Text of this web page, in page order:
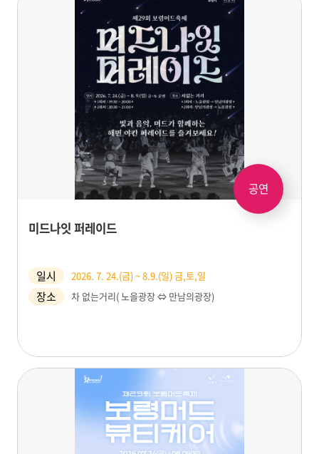
공연
미드나잇 퍼레이드
일시 2026. 7. 24.(금) ~ 8.9.(일) 금,토,일
장소 차 없는거리( 노을광장 ⇔ 만남의광장)